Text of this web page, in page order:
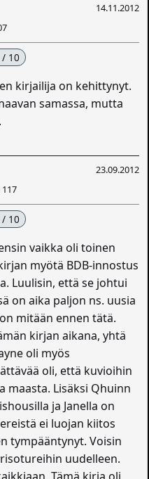
14.11.2012
/ 10
kirjailija on kehittynyt.
samassa, mutta
23.09.2012
/ 10
vaikka oli toinen
myötä BDB-innostus
Luulisin, että se johtui
on aika paljon ns. uusia
mitään ennen tätä.
kirjan aikana, yhtä
oli myös
oli, että kuvioihin
maasta. Lisäksi Qhuinn
ja Janella on
ei luojan kiitos
tympääntynyt. Voisin
uudelleen.